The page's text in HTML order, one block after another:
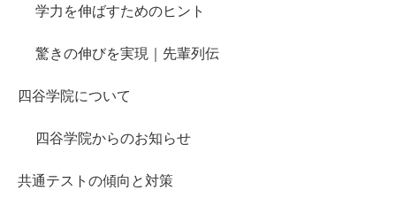
学力を伸ばすためのヒント
驚きの伸びを実現｜先輩列伝
四谷学院について
四谷学院からのお知らせ
共通テストの傾向と対策